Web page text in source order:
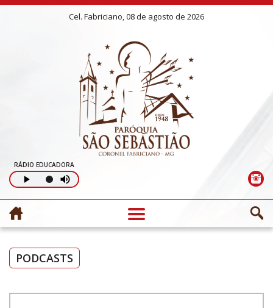
Cel. Fabriciano, 08 de agosto de 2026
RÁDIO EDUCADORA
PODCASTS